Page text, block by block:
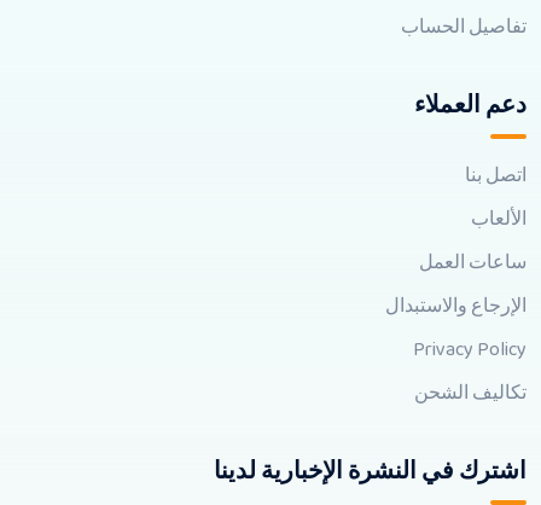
تفاصيل الحساب
دعم العملاء
اتصل بنا
الألعاب
ساعات العمل
الإرجاع والاستبدال
Privacy Policy
تكاليف الشحن
اشترك في النشرة الإخبارية لدينا